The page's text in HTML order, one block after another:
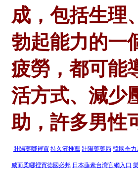
成，包括生理
勃起能力的一
疲勞，都可能
活方式、減少
助，許多男性
壯陽藥哪裡買 持久液推薦 壯陽藥藥局 韓國奇力
威而柔哪裡買德國必邦 日本藤素台灣官網入口